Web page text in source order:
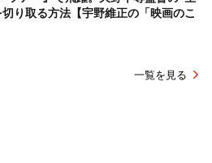
り取る方法【宇野維正の「映画のこ
一覧を見る